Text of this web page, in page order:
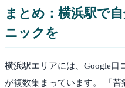
まとめ： 横浜駅で
ニックを
横浜駅エリアには、Google口
が複数集まっています。 「苦